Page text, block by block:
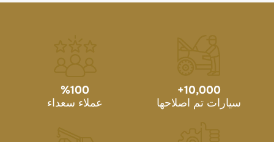
10,000
+
سيارات تم اصلاحها
100
%
عملاء سعداء